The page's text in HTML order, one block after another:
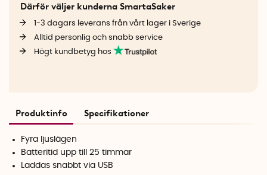
Därför väljer kunderna SmartaSaker
1-3 dagars leverans från vårt lager i Sverige
Alltid personlig och snabb service
Högt kundbetyg hos
Produktinfo Specifikationer
Fyra ljuslägen
Batteritid upp till 25 timmar
Laddas snabbt via USB